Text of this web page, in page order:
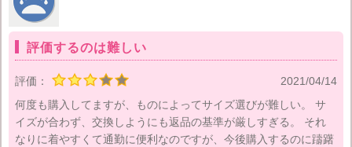
評価するのは難しい
評価：
2021/04/14
何度も購入してますが、ものによってサイズ選びが難しい。 サ
イズが合わず、交換しようにも返品の基準が厳しすぎる。 それ
なりに着やすくて通勤に便利なのですが、今後購入するのに躊躇